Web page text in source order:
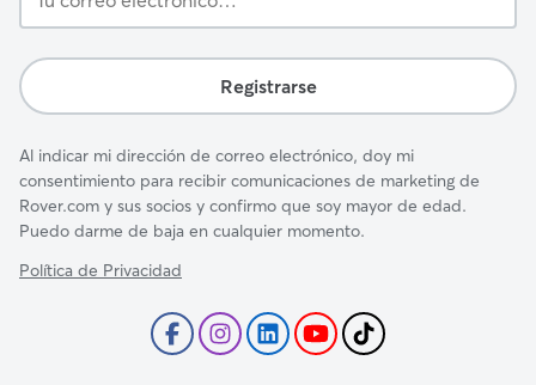
correo
Registrarse
Al indicar mi dirección de correo electrónico, doy mi
consentimiento para recibir comunicaciones de marketing de
Rover.com y sus socios y confirmo que soy mayor de edad.
Puedo darme de baja en cualquier momento.
Política de Privacidad